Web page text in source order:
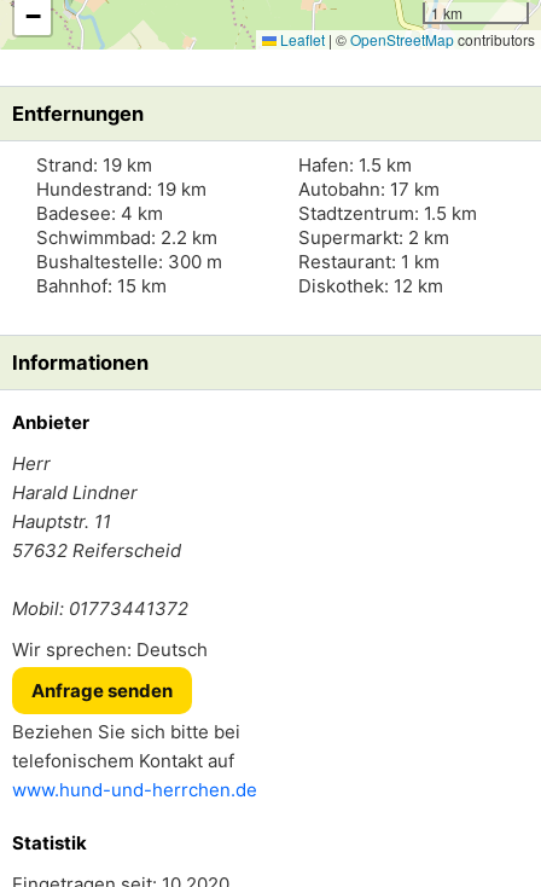
−
1 km
Leaflet | ©OpenStreetMapcontributors
Entfernungen
Strand: 19 km
Hundestrand: 19 km
Badesee: 4 km
Schwimmbad: 2.2 km
Bushaltestelle: 300 m
Bahnhof: 15 km
Hafen: 1.5 km
Autobahn: 17 km
Stadtzentrum: 1.5 km
Supermarkt: 2 km
Restaurant: 1 km
Diskothek: 12 km
Informationen
Anbieter
Herr
Harald Lindner
Hauptstr. 11
57632 Reiferscheid
Mobil: 01773441372
Wir sprechen: Deutsch
Anfrage senden
Beziehen Sie sich bitte bei
telefonischem Kontakt auf
www.hund-und-herrchen.de
Statistik